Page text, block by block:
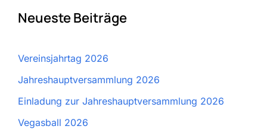
Neueste Beiträge
Vereinsjahrtag 2026
Jahreshauptversammlung 2026
Einladung zur Jahreshauptversammlung 2026
Vegasball 2026